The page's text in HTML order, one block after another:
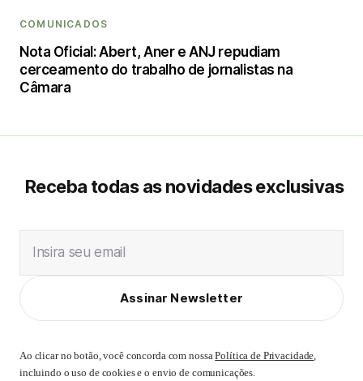
COMUNICADOS
Nota Oficial: Abert, Aner e ANJ repudiam
cerceamento do trabalho de jornalistas na
Câmara
Receba todas as novidades exclusivas
Insira seu email
Assinar Newsletter
Ao clicar no botão, você concorda com nossaPolítica de Privacidade,
incluindo o uso de cookies e o envio de comunicações.